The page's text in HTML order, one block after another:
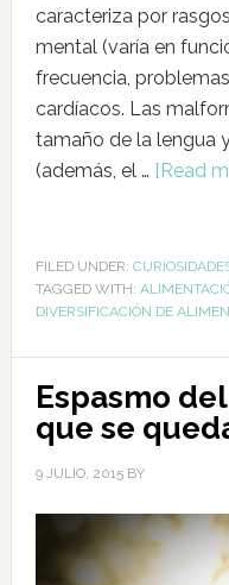
caracteriza por
mental (varía en
frecuencia,
cardíacos. Las
tamaño de la lengua
(además, el … [Read
FILED UNDER:
TAGGED WITH:
DIVERSIFICACIÓN DE
Espasmo
que se
9 JULIO, 2015BY